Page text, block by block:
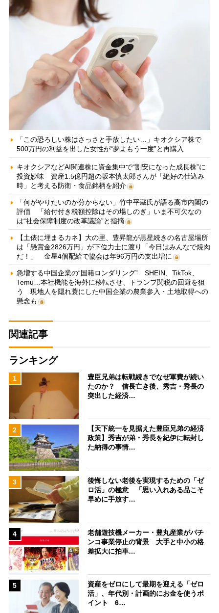
「この恐ろしい株はさっさと手放したい…」キオクシア株で
500万円の利益を出した女性が“夢よもう一度”と再購入
キオクシアなどAI関連株に資金集中で“割安になった成長株”に
投資妙味 資産1.5億円超の坂本慎太郎さんが「絶好の仕込み
時」と考える防衛・食品銘柄を紹介
「何がやりたいのか分からない」竹中平蔵氏が語る高市内閣の
評価 「給付付き税額控除はその場しのぎ」いま不可欠なの
は“社会保障制度の改革議論”と指摘
【土俵に埋まるカネ】大の里、豊昇龍が黒星続きの名古屋場所
は「懸賞金2826万円」が下位力士に渡り「今日はみんなで焼肉
だ！」 金星4個配給で協会は年96万円の支出増に
急増する中国企業の“国籍ロンダリング” SHEIN、TikTok、
Temu…本社機能を海外に移転させ、トランプ関税の回避を狙
う 現地人を隠れ蓑にした中国企業の農業参入・土地取得への
懸念も
関連記事
ランキング
1
豊臣兄弟は転戦続きでなぜ軍費が続い
たのか？ 信長亡き後、秀吉・秀長の
突出した経済…
2
【天下統一を見据えた豊臣兄弟の経済
政策】秀吉が弟・秀長を紀伊に転封し
た納得の事情…
3
後悔しない老後を実現するための「ゼ
ロ活」の極意 「思い入れある品こそ
早めに手放す…
4
老舗遊技機メーカー・豊丸産業がパチ
ンコ事業停止の背景 大手と中小の格
差拡大に拍車…
5
資産をゼロにして最期を迎える「ゼロ
活」、年代別・計画的にお金を使うポ
イント 6…